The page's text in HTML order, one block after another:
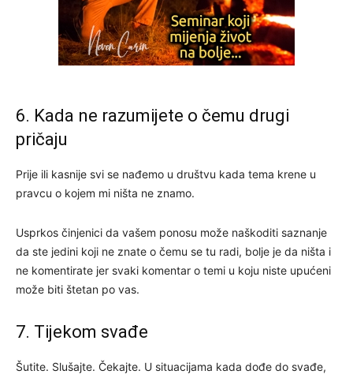
6. Kada ne razumijete o čemu drugi
pričaju
Prije ili kasnije svi se nađemo u društvu kada tema krene u
pravcu o kojem mi ništa ne znamo.
Usprkos činjenici da vašem ponosu može naškoditi saznanje
da ste jedini koji ne znate o čemu se tu radi, bolje je da ništa i
ne komentirate jer svaki komentar o temi u koju niste upućeni
može biti štetan po vas.
7. Tijekom svađe
Šutite. Slušajte. Čekajte. U situacijama kada dođe do svađe,